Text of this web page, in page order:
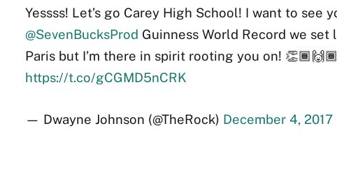
Yessss! Let’s go Carey High School! I want to see
@SevenBucksProd Guinness World Record we set
Paris but I’m there in spirit rooting you on! 👏🏾🙌🏾
https://t.co/gCGMD5nCRK
— Dwayne Johnson (@TheRock) December 4, 2017